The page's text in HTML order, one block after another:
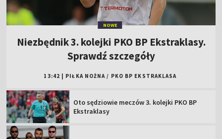
NOWE
Niezbędnik 3. kolejki PKO BP Ekstraklasy.
Sprawdź szczegóły
13:42 PIŁKA NOŻNA / PKO BP EKSTRAKLASA
Oto sędziowie meczów 3. kolejki PKO BP
Ekstraklasy